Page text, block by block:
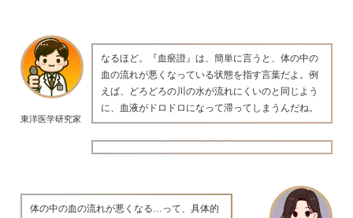
東洋医学研究家
なるほど。『血瘀證』は、簡単に言うと、体の中の
血の流れが悪くなっている状態を指す言葉だよ。例
えば、どろどろの川の水が流れにくいのと同じよう
に、血液がドロドロになって滞ってしまうんだね。
体の中の血の流れが悪くなる…って、具体的